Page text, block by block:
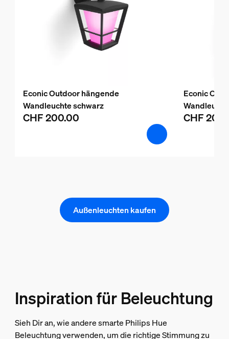
Econic Outdoor hängende
Wandleuchte schwarz
CHF 200.00
Econic
CHF
Außenleuchten kaufen
Inspiration für Beleuchtung
Sieh Dir an, wie andere smarte Philips Hue
Beleuchtung verwenden, um die richtige Stimmung zu